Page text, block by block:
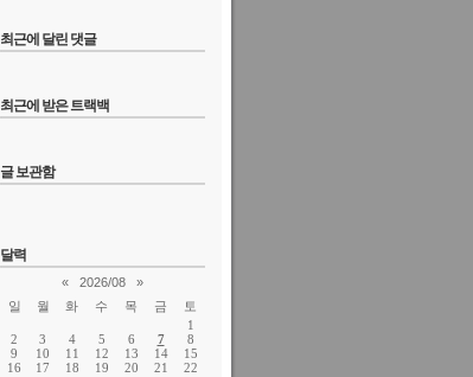
최근에 달린 댓글
최근에 받은 트랙백
글 보관함
달력
« 2026/08
»
일
월 화 수 목 금
토
1
2
3 4 5 6 7
8
9
10 11 12 13 14
15
16
17 18 19 20 21
22